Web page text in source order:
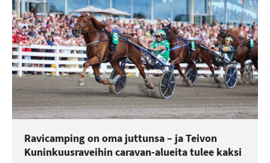
Ravicamping on oma juttunsa – ja Teivon
Kuninkuusraveihin caravan-alueita tulee kaksi